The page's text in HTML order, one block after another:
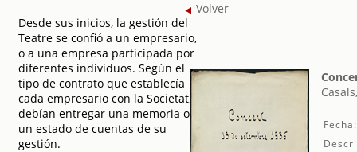
Desde sus inicios, la gestión del
Teatre se confió a un empresario,
o a una empresa participada por
diferentes individuos. Según el
tipo de contrato que establecía
cada empresario con la Societat,
debían entregar una memoria o
un estado de cuentas de su
gestión.
Volver
Fecha: